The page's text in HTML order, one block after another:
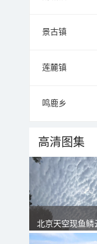
景古镇
莲麓镇
鸣鹿乡
高清图集
北京天空现鱼鳞